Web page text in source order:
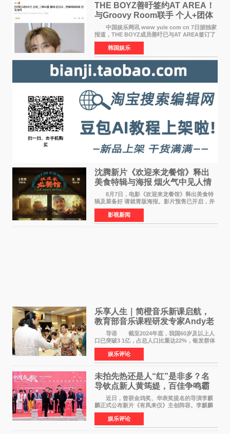
THE BOYZ善旴签约AT AREA！
与Groovy Room联手 个人+团体
活动并行
中国娱乐网讯 www yule com cn 7日据独家
报道，THE BOYZ成员善旴已与AT AREA签订了
专属合约。AT AREA是由知名制作人组合
Groovy Room创立的hip-hop厂牌，旗下拥有多
位实力派音乐人，在韩
韩国娱乐
沈腾新片《欢迎来龙餐馆》释出
美食特辑与海报 烟火气中见人情
温暖
8月7日，电影《欢迎来龙餐馆》释出美食特
辑及菜备好 请就胃版海报。影片预售已开启，并
将于8月8日至10日14:00-21:00举行全国超前点
映。电影《欢迎来龙餐馆》作为战争美食喜剧大
片，讲述了中国
影视新闻
乐享人生｜简橙音乐新课启航，
教育部音乐课程研发专家Andy老
师重磅入驻领航银龄琴声
导语 截至2024年底，我国60岁及以上人
口已突破3 1亿，占总人口比重达22%，银发群体
的精神文化需求日益凸显。2024年1月，国务院办
公厅印发《关于发展银发经济增进老年人福祉的
意见》——这是
娱乐评论
未拍先热还是人“红”是非多？名
导钦点新人黄筠媞，百佳争鸣霸
气回应
近日，曾获金鸡奖、华表奖提名的导演李麒
麟正式公布新片《有凤来仪》主创阵容。李麒麟
早年凭电影《华容道》获得金鸡奖、华表奖提
名，此后长期参与国内外电影制作，其担任制片
人参与的作品亦曾
娱乐评论